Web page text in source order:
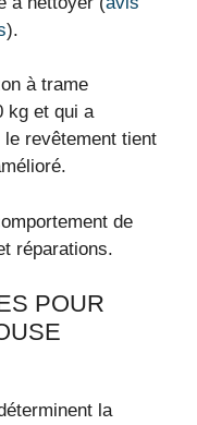
).
à trame
kg et qui a
le revêtement tient
de
réparations.
POUR
la